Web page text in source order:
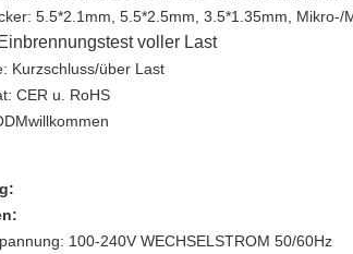
5.5*2.1mm, 5.5*2.5mm, 3.5*1.35mm, Mikro-/
voller Last
Kurzschluss/über Last
CER u. RoHS
100-240V WECHSELSTROM 50/60Hz